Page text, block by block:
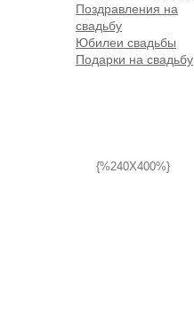
Поздравления на
свадьбу
Юбилеи свадьбы
Подарки на свадьбу
{%240X400%}